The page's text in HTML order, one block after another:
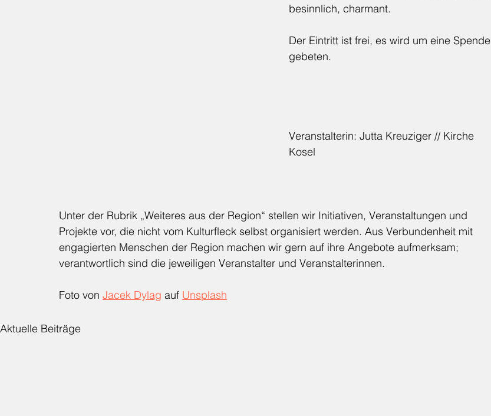
besinnlich, charmant.
Der Eintritt ist frei, es wird um eine Spende
gebeten.
Veranstalterin: Jutta Kreuziger // Kirche
Kosel
Unter der Rubrik „Weiteres aus der Region“ stellen wir Initiativen, Veranstaltungen und
Projekte vor, die nicht vom Kulturfleck selbst organisiert werden. Aus Verbundenheit mit
engagierten Menschen der Region machen wir gern auf ihre Angebote aufmerksam;
verantwortlich sind die jeweiligen Veranstalter und Veranstalterinnen.
Foto von Jacek Dylag auf Unsplash
Aktuelle Beiträge